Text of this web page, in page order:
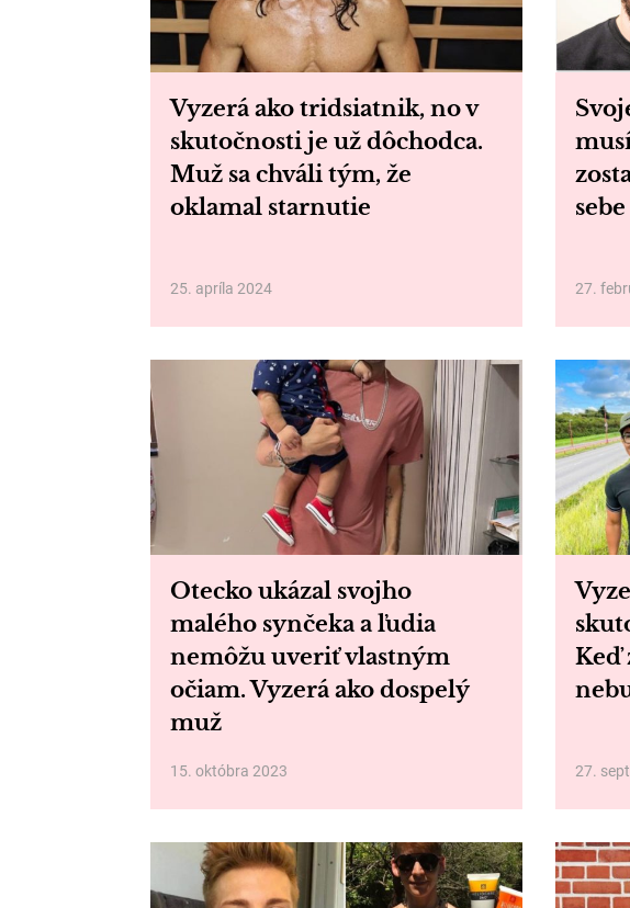
Vyzerá ako tridsiatnik, no v
skutočnosti je už dôchodca.
Muž sa chváli tým, že
oklamal starnutie
25. apríla 2024 27.
Otecko ukázal svojho
malého synčeka a ľudia
nemôžu uveriť vlastným
očiam. Vyzerá ako dospelý
muž
15. októbra 2023
Keď
27.